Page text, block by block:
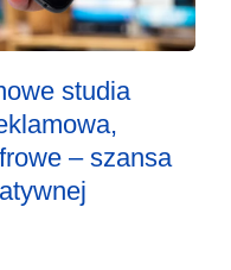
studia
– szansa